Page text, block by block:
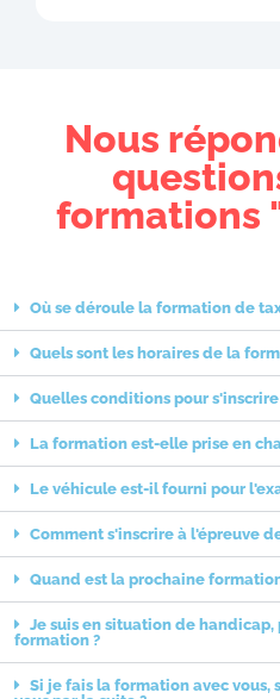
Nous
formations
Où se déroule la formation de
Quels sont les horaires de la
Quelles conditions pour
La formation est-elle prise en
Le véhicule est-il fourni pour
Comment s'inscrire à l'épreuve
Quand est la prochaine
Je suis en situation de handicap,
formation ?
Si je fais la formation avec